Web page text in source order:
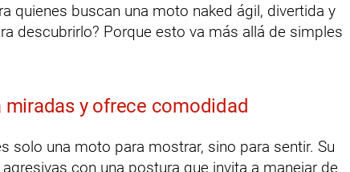
quienes buscan una moto naked ágil, divertida y
descubrirlo? Porque esto va más allá de simples
miradas y ofrece comodidad
solo una moto para mostrar, sino para sentir. Su
con una postura que invita a manejar de